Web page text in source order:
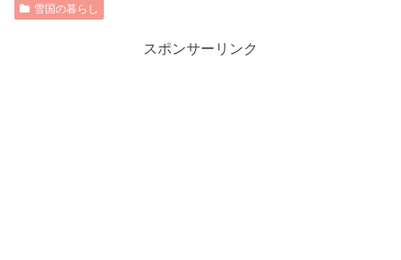
雪国の暮らし
スポンサーリンク